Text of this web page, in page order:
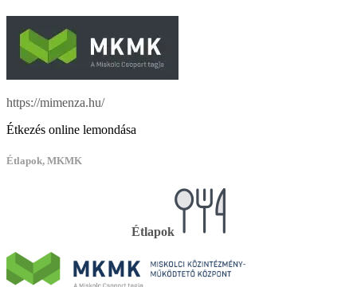
https://mimenza.hu/
Étkezés online lemondása
Étlapok, MKMK
Étlapok